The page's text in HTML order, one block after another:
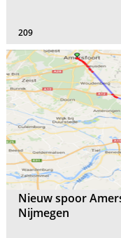
209
Nieuw spoor
Nijmegen